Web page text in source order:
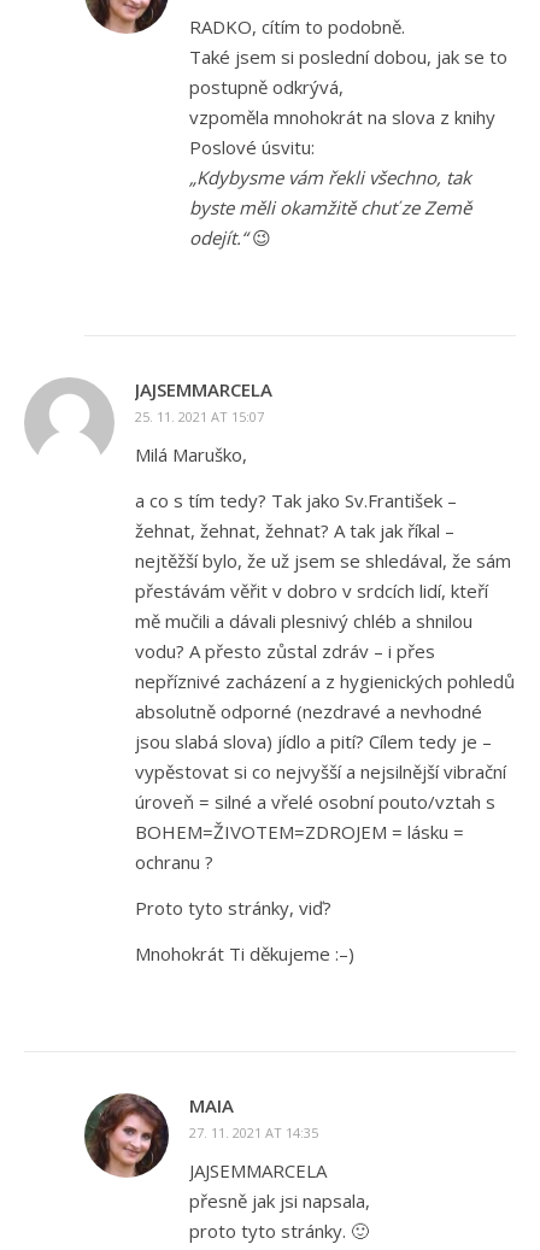
RADKO, cítím to podobně.
Také jsem si poslední dobou, jak se to
postupně odkrývá,
vzpoměla mnohokrát na slova z knihy
Poslové úsvitu:
„Kdybysme vám řekli všechno, tak
byste měli okamžitě chuť ze Země
odejít.“😉
JAJSEMMARCELA
25. 11. 2021 AT 15:07
Milá Maruško,
a co s tím tedy? Tak jako Sv.František –
žehnat, žehnat, žehnat? A tak jak říkal –
nejtěžší bylo, že už jsem se shledával, že sám
přestávám věřit v dobro v srdcích lidí, kteří
mě mučili a dávali plesnivý chléb a shnilou
vodu? A přesto zůstal zdráv – i přes
nepříznivé zacházení a z hygienických pohledů
absolutně odporné (nezdravé a nevhodné
jsou slabá slova) jídlo a pití? Cílem tedy je –
vypěstovat si co nejvyšší a nejsilnější vibrační
úroveň = silné a vřelé osobní pouto/vztah s
BOHEM=ŽIVOTEM=ZDROJEM = lásku =
ochranu ?
Proto tyto stránky, viď?
Mnohokrát Ti děkujeme :–)
MAIA
27. 11. 2021 AT 14:35
JAJSEMMARCELA
přesně jak jsi napsala,
proto tyto stránky. 🙂